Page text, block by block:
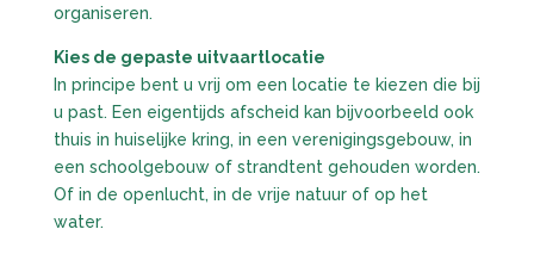
organiseren.
Kies de gepaste uitvaartlocatie
In principe bent u vrij om een locatie te kiezen die bij
u past. Een eigentijds afscheid kan bijvoorbeeld ook
thuis in huiselijke kring, in een verenigingsgebouw, in
een schoolgebouw of strandtent gehouden worden.
Of in de openlucht, in de vrije natuur of op het
water.